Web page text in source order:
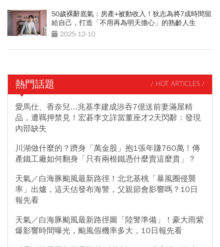
50歲裸辭底氣：房產+被動收入！狄志為將7成時間留
給自己，打造「不用再為明天擔心」的熟齡人生
2025-12-10
熱門話題 / HOT ARTICLES /
愛馬仕、香奈兒...兆基李建成涉吞7億送前妻滿屋精
品，遭羈押禁見！宏碁李文詳當董座才2天閃辭：發現
內部缺失
川湖做什麼的？躋身「萬金股」抱1張年賺760萬！傳
產鐵工廠如何翻身「只有兩根鐵憑什麼賣這麼貴」？
天氣／白海豚颱風最新路徑！北北基桃「暴風圈侵襲
率」出爐，這天估發布海警，父親節會影響嗎？10日
報先看
天氣／白海豚颱風最新路徑圖「陸警準備」！豪大雨紫
爆影響時間曝光，颱風假機率多大，10日報先看